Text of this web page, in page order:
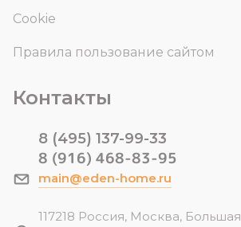
Cookie
Правила пользование сайтом
Контакты
8 (495) 137-99-33
8 (916) 468-83-95
main@eden-home.ru
117218 Россия, Москва, Большая